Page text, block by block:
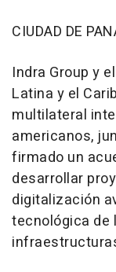
CIUDAD DE
Indra Group y
Latina y el
multilateral
americanos,
firmado un
desarrollar
digitalización
tecnológica de